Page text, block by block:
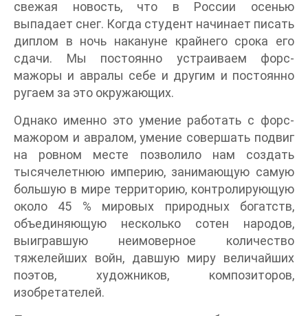
свежая новость, что в России осенью
выпадает снег. Когда студент начинает писать
диплом в ночь накануне крайнего срока его
сдачи. Мы постоянно устраиваем форс-
мажоры и авралы себе и другим и постоянно
ругаем за это окружающих.
Однако именно это умение работать с форс-
мажором и авралом, умение совершать подвиг
на ровном месте позволило нам создать
тысячелетнюю империю, занимающую самую
большую в мире территорию, контролирующую
около 45 % мировых природных богатств,
объединяющую несколько сотен народов,
выигравшую неимоверное количество
тяжелейших войн, давшую миру величайших
поэтов, художников, композиторов,
изобретателей.